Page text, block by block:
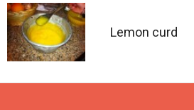
Lemon curd